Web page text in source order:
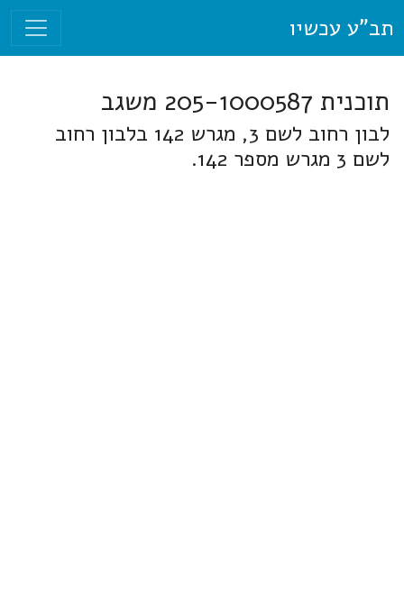
תב"ע עכשיו
תוכנית 205-1000587 משגב
לבון רחוב לשם 3, מגרש 142 בלבון רחוב
לשם 3 מגרש מספר 142.